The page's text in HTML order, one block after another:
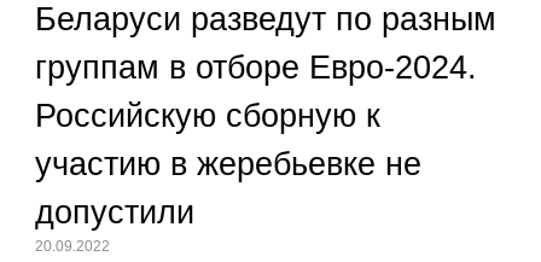
Беларуси разведут по разным
группам в отборе Евро-2024.
Российскую сборную к
участию в жеребьевке не
допустили
20.09.2022